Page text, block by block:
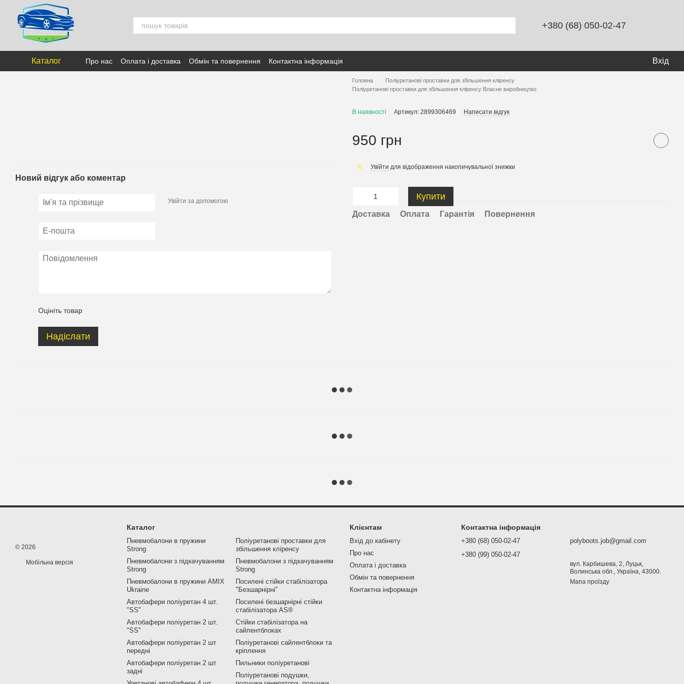
Перейти к основному контенту
+380 (68) 050-02-47
Каталог Про нас Оплата і доставка Обмін та повернення Контактна інформація Вхід
Новий відгук або коментар
Увійти за допомогою
Оцініть товар
Надіслати
Головна
Поліуретанові проставки для збільшення кліренсу
Поліуретанові проставки для збільшення кліренсу Власне виробництво
В наявності Артикул: 2899306469 Написати відгук
950 грн
% Увійти для відображення накопичувальної знижки
Купити
Доставка Оплата Гарантія Повернення
© 2026
Мобільна версія
Каталог
Пневмобалони в пружини
Strong
Пневмобалони з підкачуванням
Strong
Пневмобалони в пружини AMIX
Ukraine
Автобафери поліуретан 4 шт.
"SS"
Автобафери поліуретан 2 шт.
"SS"
Автобафери поліуретан 2 шт
передні
Автобафери поліуретан 2 шт
задні
Поліуретанові проставки для
збільшення кліренсу
Пневмобалони з підкачуванням
Strong
Посилені стійки стабілізатора
"Безшарнірні"
Посилені безшарнірні стійки
стабілізатора AS®
Стійки стабілізатора на
сайлентблоках
Поліуретанові сайлентблоки та
кріплення
Пильники поліуретанові
Поліуретанові подушки,
Клієнтам
Вхід до кабінету
Про нас
Оплата і доставка
Обмін та повернення
Контактна інформація
Контактна інформація
+380 (68) 050-02-47
+380 (99) 050-02-47
polyboots.job@gmail.com
вул. Карбишева, 2, Луцьк,
Волинська обл., Україна, 43000.
Мапа проїзду